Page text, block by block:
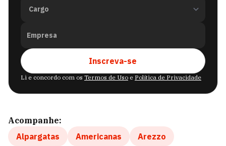
Empresa
Inscreva-se
Li e concordo com os Termos de Uso e Política de Privacidade
Acompanhe:
Alpargatas
Americanas
Arezzo